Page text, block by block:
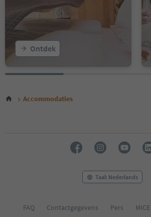
Ontdek
Accommodaties
Taal: Nederlands
FAQ Contactgegevens Pers MICE